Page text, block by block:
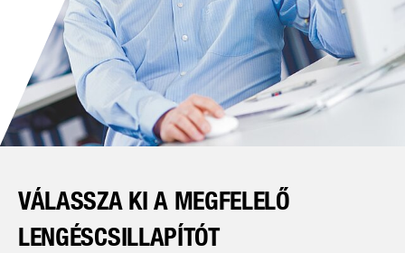
VÁLASSZA KI A MEGFELELŐ
LENGÉSCSILLAPÍTÓT